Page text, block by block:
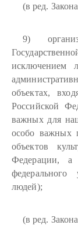
(в ред.
9)
исключением
объектах,
Российской
важных для
особо важных
объектов
Федерации, а
людей);
(в ред.